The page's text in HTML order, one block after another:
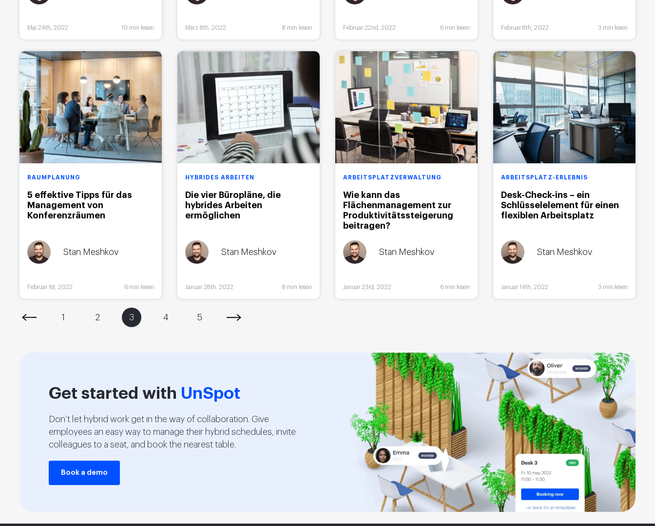
Mai 24th, 2022 10 min lesen März 8th, 2022 8 min lesen Februar 22nd, 2022 6 min lesen Februar 8th, 2022 3 min lesen
RAUMPLANUNG
5 effektive Tipps für das
Management von
Konferenzräumen
Stan Meshkov
Februar 1st, 2022 6 min lesen
HYBRIDES ARBEITEN
Die vier Büropläne, die
hybrides Arbeiten
ermöglichen
Stan Meshkov
Januar 28th, 2022 8 min lesen
ARBEITSPLATZVERWALTUNG
Wie kann das
Flächenmanagement zur
Produktivitätssteigerung
beitragen?
Stan Meshkov
Januar 23rd, 2022 6 min lesen
ARBEITSPLATZ-ERLEBNIS
Desk-Check-ins – ein
Schlüsselelement für einen
flexiblen Arbeitsplatz
Stan Meshkov
Januar 14th, 2022 3 min lesen
1 2 3 4 5
Get started with UnSpot
Don’t let hybrid work get in the way of collaboration. Give
employees an easy way to manage their hybrid schedules, invite
colleagues to a seat, and book the nearest table.
Book a demo